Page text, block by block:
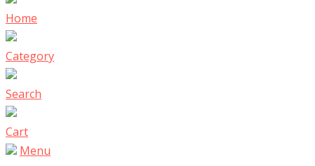
Home
Category
Search
Cart
Menu